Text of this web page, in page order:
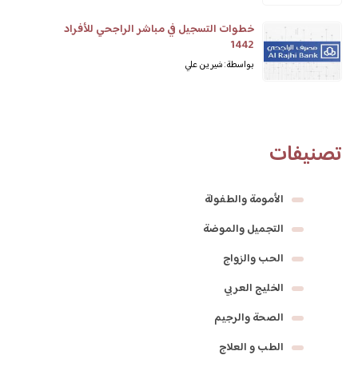
خطوات التسجيل في مباشر الراجحي للأفراد
1442
بواسطة: شيرين علي
تصنيفات
الأمومة والطفولة
التجميل والموضة
الحب والزواج
الخليج العربي
الصحة والرجيم
الطب و العلاج